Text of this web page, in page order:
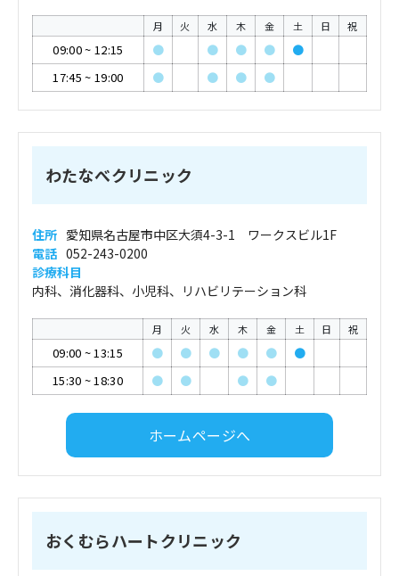
月 火 水 木 金 土 日 祝
09:00~ 12:15 ● ● ● ●
●
17:45 ~ 19:00 ● ● ● ●
わたなべクリニック
住所 愛知県名古屋市中区大須4-3-1 ワークスビル1F
電話 052-243-0200
診療科目
内科、消化器科、小児科、リハビリテーション科
月 火 水 木 金 土 日 祝
09:00 ~13:15 ● ● ● ● ●
●
15:30 ~18:30 ● ● ● ●
ホームページへ
おくむらハートクリニック